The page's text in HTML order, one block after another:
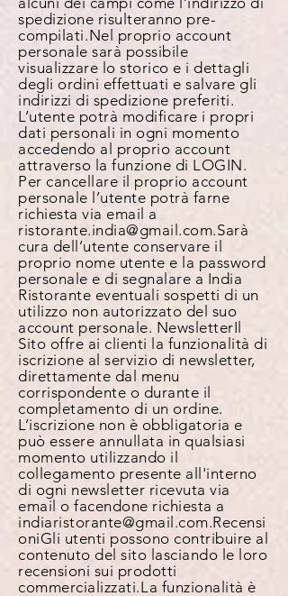
spedizione risulteranno pre-
compilati. Nel proprio account
personale sarà possibile
visualizzare lo storico e i dettagli
degli ordini effettuati e salvare gli
indirizzi di spedizione preferiti.
L’utente potrà modificare i propri
dati personali in ogni momento
accedendo al proprio account
attraverso la funzione di LOGIN.
Per cancellare il proprio account
personale l’utente potrà farne
richiesta via email a
ristorante.india@gmail.com. Sarà
cura dell’utente conservare il
proprio nome utente e la password
personale e di segnalare a India
Ristorante eventuali sospetti di un
utilizzo non autorizzato del suo
account personale. NewsletterIl
Sito offre ai clienti la funzionalità di
iscrizione al servizio di newsletter,
direttamente dal menu
corrispondente o durante il
completamento di un ordine.
L’iscrizione non è obbligatoria e
può essere annullata in qualsiasi
momento utilizzando il
collegamento presente all'interno
di ogni newsletter ricevuta via
email o facendone richiesta a
indiaristorante@gmail.com.Recensi
oniGli utenti possono contribuire al
contenuto del sito lasciando le loro
recensioni sui prodotti
commercializzati. La funzionalità è